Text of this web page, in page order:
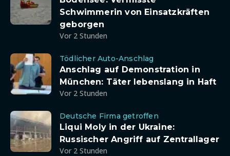
Schwimmerin von Einsatzkräften
geborgen
Vor 2 Stunden
Tödlicher Auto-Anschlag
Anschlag auf Demonstration in
München: Täter lebenslang in Haft
Vor 2 Stunden
Deutsche Firma getroffen
Liqui Moly in der Ukraine:
Russischer Angriff auf Zentrallager
Vor 2 Stunden